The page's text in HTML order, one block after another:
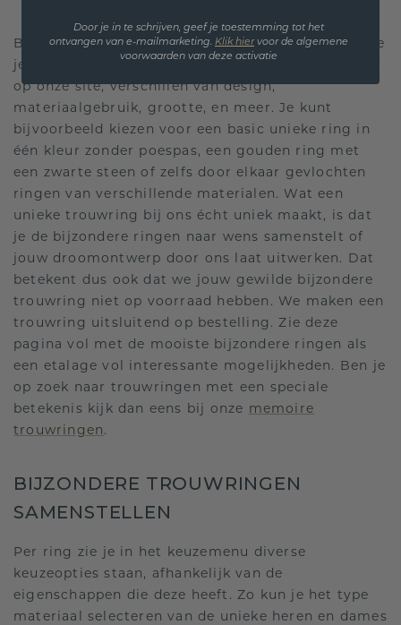
Bij ons vind je uitsluitend bijzondere ringen. Zo zie
je dat elk van de unieke trouwringen die we tonen
op onze site, verschillen van design,
materiaalgebruik, grootte, en meer. Je kunt
bijvoorbeeld kiezen voor een basic unieke ring in
één kleur zonder poespas, een gouden ring met
een zwarte steen of zelfs door elkaar gevlochten
ringen van verschillende materialen. Wat een
unieke trouwring bij ons écht uniek maakt, is dat
je de bijzondere ringen naar wens samenstelt of
jouw droomontwerp door ons laat uitwerken. Dat
betekent dus ook dat we jouw gewilde bijzondere
trouwring niet op voorraad hebben. We maken een
trouwring uitsluitend op bestelling. Zie deze
pagina vol met de mooiste bijzondere ringen als
een etalage vol interessante mogelijkheden. Ben je
op zoek naar trouwringen met een speciale
betekenis kijk dan eens bij onze memoire
trouwringen.
BIJZONDERE TROUWRINGEN
SAMENSTELLEN
Per ring zie je in het keuzemenu diverse
keuzeopties staan, afhankelijk van de
eigenschappen die deze heeft. Zo kun je het type
materiaal selecteren van de unieke heren en dames
Door je in te schrijven, geef je toestemming tot het
ontvangen van e-mailmarketing. Klik hiervoor de algemene
voorwaarden van deze activatie